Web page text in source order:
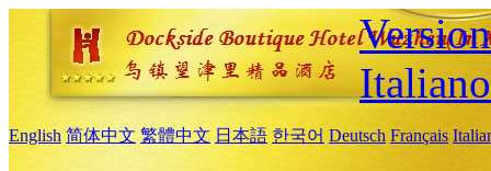
Italiano
English 简体中文 繁體中文 日本語 한국어 Deutsch Français